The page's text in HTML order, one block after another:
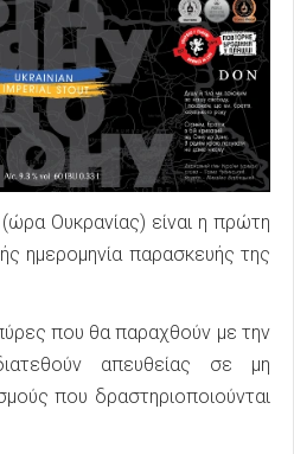
Ουκρανίας) είναι η πρώτη
ημερομηνία παρασκευής της
που θα παραχθούν με την
απευθείας σε μη
που δραστηριοποιούνται